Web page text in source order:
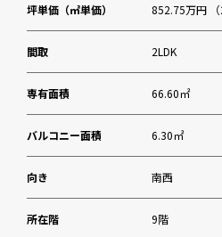
坪単価（㎡単価） 852.75万円 （
間取 2LDK
専有面積 66.60㎡
バルコニー面積 6.30㎡
向き 南西
所在階 9階